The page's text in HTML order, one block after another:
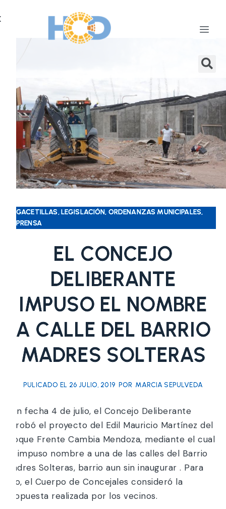
GACETILLAS, LEGISLACIÓN, ORDENANZAS MUNICIPALES,
PRENSA
EL CONCEJO
DELIBERANTE
IMPUSO EL NOMBRE
A CALLE DEL BARRIO
MADRES SOLTERAS
PULICADO EL 26 JULIO, 2019 POR MARCIA SEPULVEDA
Con fecha 4 de julio, el Concejo Deliberante
aprobó el proyecto del Edil Mauricio Martínez del
Bloque Frente Cambia Mendoza, mediante el cual
se impuso nombre a una de las calles del Barrio
Madres Solteras, barrio aun sin inaugurar . Para
ello, el Cuerpo de Concejales consideró la
propuesta realizada por los vecinos.